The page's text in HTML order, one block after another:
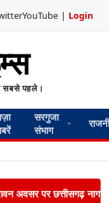
YouTube | Login
सबसे पहले।
सरगुजा
संभाग
अवसर पर छत्तीसगढ़